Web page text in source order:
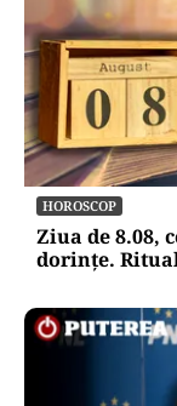
HOROSCOP
Ziua de 8.08,
dorințe.